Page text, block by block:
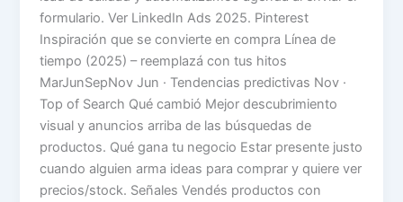
formulario. Ver LinkedIn Ads 2025. Pinterest
Inspiración que se convierte en compra Línea de
tiempo (2025) – reemplazá con tus hitos
MarJunSepNov Jun · Tendencias predictivas Nov ·
Top of Search Qué cambió Mejor descubrimiento
visual y anuncios arriba de las búsquedas de
productos. Qué gana tu negocio Estar presente justo
cuando alguien arma ideas para comprar y quiere ver
precios/stock. Señales Vendés productos con